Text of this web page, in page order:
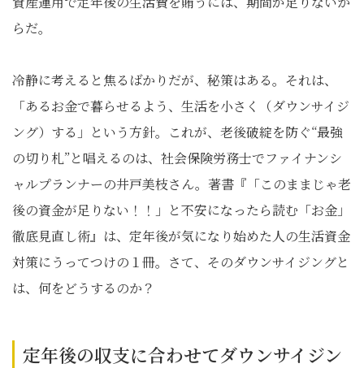
らだ。
冷静に考えると焦るばかりだが、秘策はある。それは、
「あるお金で暮らせるよう、生活を小さく（ダウンサイジ
ング）する」という方針。これが、老後破綻を防ぐ“最強
の切り札”と唱えるのは、社会保険労務士でファイナンシ
ャルプランナーの井戸美枝さん。著書『「このままじゃ老
後の資金が足りない！！」と不安になったら読む「お金」
徹底見直し術』は、定年後が気になり始めた人の生活資金
対策にうってつけの１冊。さて、そのダウンサイジングと
は、何をどうするのか？
定年後の収支に合わせてダウンサイジン